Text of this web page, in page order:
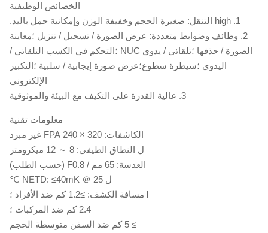
الخصائص الوظيفية
1. high التنقل: صغيرة الحجم وخفيفة الوزن وإمكانية حمل باليد.
2. وظائف وضوابط متعددة: عرض الصورة / تسجيل / تنزيل ؛معاينة
الصورة / حذفها ؛تلقائي / يدوي NUC ؛التحكم في الكسب التلقائي /
اليدوي ؛سيطرة سطوع؛عرض صورة إيجابية / سلبية ؛التكبير
الإلكتروني
3. عالية القدرة على التكيف مع البيئة والموثوقية
معلومات تقنية
الكاشفات: 320 × 240 FPA غير مبرد
ل النطاق الطيفي: 8 ～ 12 ميكرومتر
العدسة: 65 مم / F0.8 (حسب الطلب)
ل NETD: ≤40mK ＠ 25 ℃
l مسافة الكشف: ≥1.2 كم ضد الأفراد ؛
2.4 كم ضد المركبات ؛
≥ 5 كم ضد السفن متوسطة الحجم